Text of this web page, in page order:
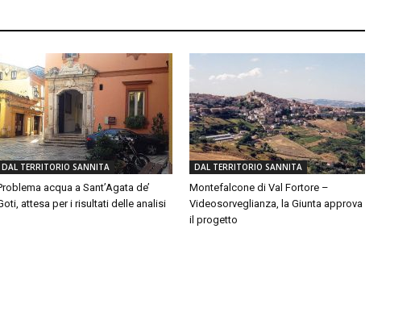
DAL TERRITORIO SANNITA
acqua a Sant’Agata de’
attesa per i risultati delle analisi
DAL TERRITORIO SANNITA
Montefalcone di Val Fortore –
Videosorveglianza, la Giunta approva
il progetto